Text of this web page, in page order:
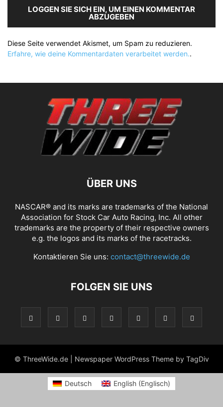
LOGGEN SIE SICH EIN, UM EINEN KOMMENTAR
ABZUGEBEN
Diese Seite verwendet Akismet, um Spam zu reduzieren.
Erfahre, wie deine Kommentardaten verarbeitet werden..
ÜBER UNS
NASCAR® and its marks are trademarks of the National
Association for Stock Car Auto Racing, Inc. All other
trademarks are the property of their respective owners
e.g. the logos and its marks of the racetracks.
Kontaktieren Sie uns: contact@threewide.de
FOLGEN SIE UNS
© ThreeWide.de | Newspaper WordPress Theme by TagDiv
Deutsch English(Englisch)